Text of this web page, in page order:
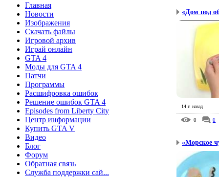
Главная
Новости
Изображения
Скачать файлы
Игровой архив
Играй онлайн
GTA 4
Моды для GTA 4
Патчи
Программы
Расшифровка ошибок
Решение ошибок GTA 4
Episodes from Liberty City
Центр информации
Купить GTA V
Видео
Блог
Форум
Обратная связь
Служба поддержки сай...
«Дом под
14 г. назад
0 0
«Морское